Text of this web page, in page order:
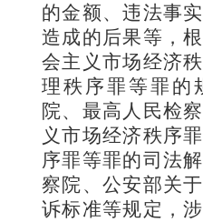
的金额、违法事
造成的后果等，
会主义市场经济
理秩序罪等罪的
院、最高人民检
义市场经济秩序
序罪等罪的司法
察院、公安部关
诉标准等规定，